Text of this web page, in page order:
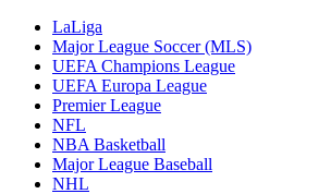
LaLiga
Major League Soccer (MLS)
UEFA Champions League
UEFA Europa League
Premier League
NFL
NBA Basketball
Major League Baseball
NHL